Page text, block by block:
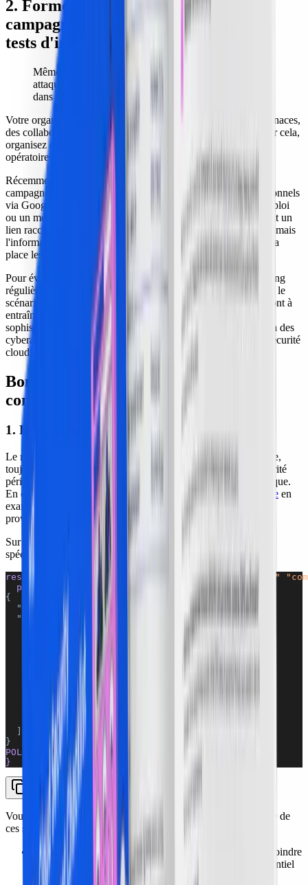
2. Former vos équipes, simuler des
campagnes de phishing et réaliser des
tests d'intrusion
Même des utilisateurs aguerris se laissent piéger par des
attaques de phishing modernes, sophistiquées et menées
dans des applications de confiance.
Votre organisation doit former tout le monde aux dernières menaces,
des collaborateurs non techniques à votre équipe sécurité. Pour cela,
organisez des sessions régulières pour présenter les modes
opératoires usuels et leur évolution.
Récemment, de nombreux internautes ont été victimes de
campagnes de phishing sophistiquées visant des comptes personnels
via Google Meet.
L'arnaque propose un entretien
, pour un emploi
ou un média, et invite à planifier l'appel. Ainsi, la victime reçoit un
lien raccourci via l'interface habituelle de Google Calendar — mais
l'information ne part pas chez Google. L'attaquant récupère à la
place les identifiants du compte.
Pour éviter ce type de pièges, menez des simulations de phishing
régulières afin d'évaluer la vulnérabilité humaine, comme dans le
scénario d'invitation Meet ci-dessus. En effet, elles vous aideront à
entraîner vos équipes face à des attaques intentionnellement
sophistiquées. En complément, réalisez des tests d'intrusion via des
cyberattaques simulées pour identifier les faiblesses de votre sécurité
cloud.
Bonnes pratiques de cloud security
controls préventifs
1. Faire respecter des permissions strictes
Le modèle zero trust suit le principe « ne jamais faire confiance,
toujours vérifier ». Ainsi, plutôt que de s'appuyer sur une sécurité
périmétrique traditionnelle, il adopte une approche plus holistique.
En effet, ce modèle réduit significativement la
surface d'attaque en
examinant rigoureusement chaque demande d'accès, qu'elle
provienne de l'intérieur ou de l'extérieur du réseau.
Sur AWS par exemple, les politiques IAM vous permettent de
spécifier les permissions et les conditions :
resource "aws_resourcegroupstaggingapi_tag_policy"
  policy
POLICY
{
  "Version": "2012-10-17",
  "Statement": [
      "Effect": "Allow",
      "Action": "tagging:TagResources",
      "Resource": "*",
        "StringEquals": {
          "aws:RequestTag/Project": "prod"
        }
}
POLICY
}
Vous pouvez mettre en place une
à l'aide de
ces stratégies clés :
définissez des garde-fous pour imposer le principe du moindre
privilège (PoLP), ce qui réduit le rayon d'explosion potentiel
d'une compromission ;